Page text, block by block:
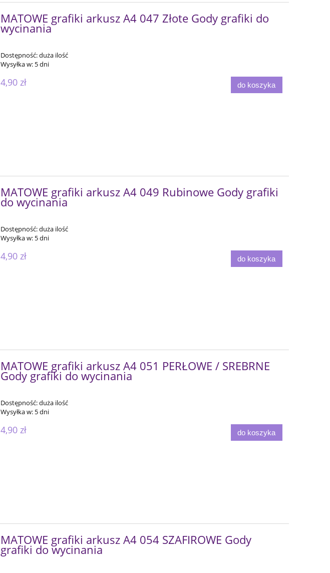
MATOWE grafiki arkusz A4 047 Złote Gody grafiki do
wycinania
Dostępność:duża ilość
Wysyłka w: 5 dni
4,90 zł do koszyka
MATOWE grafiki arkusz A4 049 Rubinowe Gody grafiki
do wycinania
Dostępność:duża ilość
Wysyłka w: 5 dni
4,90 zł do koszyka
MATOWE grafiki arkusz A4 051 PERŁOWE / SREBRNE
Gody grafiki do wycinania
Dostępność:duża ilość
Wysyłka w: 5 dni
4,90 zł do koszyka
MATOWE grafiki arkusz A4 054 SZAFIROWE Gody
grafiki do wycinania